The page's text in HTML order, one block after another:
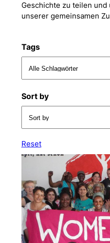
Geschichte zu teilen
unserer gemeinsamen
Tags
Sort by
Reset